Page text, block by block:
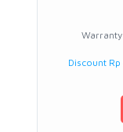
Warranty
Discount